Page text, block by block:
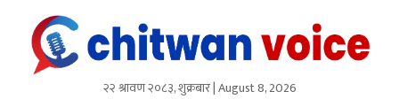
२२ श्रावण २०८३, शुक्रबार | August 8, 2026